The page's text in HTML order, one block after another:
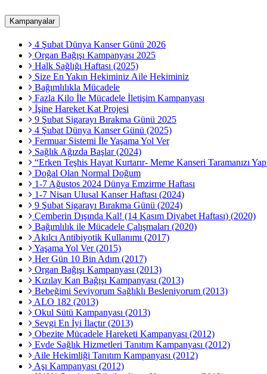
Kampanyalar
4 Şubat Dünya Kanser Günü 2026
Organ Bağışı Kampanyası 2025
Halk Sağlığı Haftası (2025)
Size En Yakın Hekiminiz Aile Hekiminiz
Bağımlılıkla Mücadele
Fazla Kilo İle Mücadele İletişim Kampanyası
İşine Hareket Kat Projesi
9 Şubat Sigarayı Bırakma Günü 2025
4 Şubat Dünya Kanser Günü (2025)
Fermuar Sistemi İle Yaşama Yol Ver
Sağlık Ağızda Başlar (2024)
“Erken Teşhis Hayat Kurtarır- Meme Kanseri Taramanızı
Doğal Olan Normal Doğum
1-7 Ağustos 2024 Dünya Emzirme Haftası
1-7 Nisan Ulusal Kanser Haftası (2024)
9 Şubat Sigarayı Bırakma Günü (2024)
Çemberin Dışında Kal! (14 Kasım Diyabet Haftası) (2020)
Bağımlılık ile Mücadele Çalışmaları (2020)
Akılcı Antibiyotik Kullanımı (2017)
Yaşama Yol Ver (2015)
Her Gün 10 Bin Adım (2017)
Organ Bağışı Kampanyası (2013)
Kızılay Kan Bağışı Kampanyası (2013)
Bebeğimi Seviyorum Sağlıklı Besleniyorum (2013)
ALO 182 (2013)
Okul Sütü Kampanyası (2013)
Sevgi En İyi İlaçtır (2013)
Obezite Mücadele Hareketi Kampanyası (2012)
Evde Sağlık Hizmetleri Tanıtım Kampanyası (2012)
Aile Hekimliği Tanıtım Kampanyası (2012)
Aşı Kampanyası (2012)